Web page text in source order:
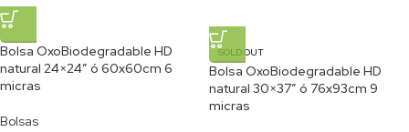
Bolsa OxoBiodegradable HD
natural 24×24″ ó 60x60cm 6
micras
Bolsas
SOLD OUT
Bolsa OxoBiodegradable HD
natural 30×37″ ó 76x93cm 9
micras